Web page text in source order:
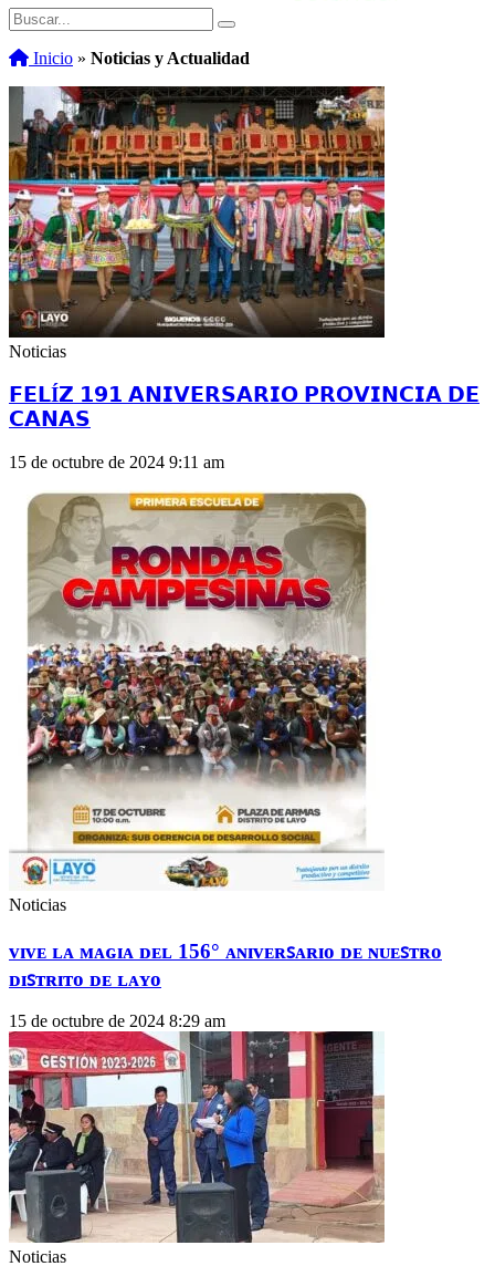
Inicio » Noticias y Actualidad
Noticias
𝗙𝗘𝗟Í𝗭 𝟭𝟵𝟭 𝗔𝗡𝗜𝗩𝗘𝗥𝗦𝗔𝗥𝗜𝗢 𝗣𝗥𝗢𝗩𝗜𝗡𝗖𝗜𝗔 𝗗𝗘
𝗖𝗔𝗡𝗔𝗦
15 de octubre de 2024 9:11 am
Noticias
ᴠɪᴠᴇ ʟᴀ ᴍᴀɢɪᴀ ᴅᴇʟ 156° ᴀɴɪᴠᴇʀꜱᴀʀɪᴏ ᴅᴇ ɴᴜᴇꜱᴛʀᴏ
ᴅɪꜱᴛʀɪᴛᴏ ᴅᴇ ʟᴀʏᴏ
15 de octubre de 2024 8:29 am
Noticias